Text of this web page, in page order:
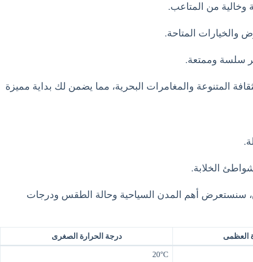
وخالية من المتاعب.
والخيارات المتاحة.
سلسة وممتعة.
المتنوعة والمغامرات البحرية، مما يضمن لك بداية مميزة
الخلابة.
سنستعرض أهم المدن السياحية وحالة الطقس ودرجات
العظمى درجة الحرارة الصغرى
20°C